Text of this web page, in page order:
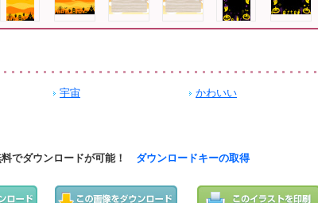
宇宙
かわいい
でダウンロードが可能！ ダウンロードキーの取得